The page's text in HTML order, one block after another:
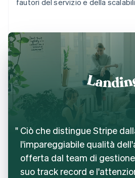
Ciò che distingue Stripe
l'impareggiabile qualità
offerta dal team di
suo track record e